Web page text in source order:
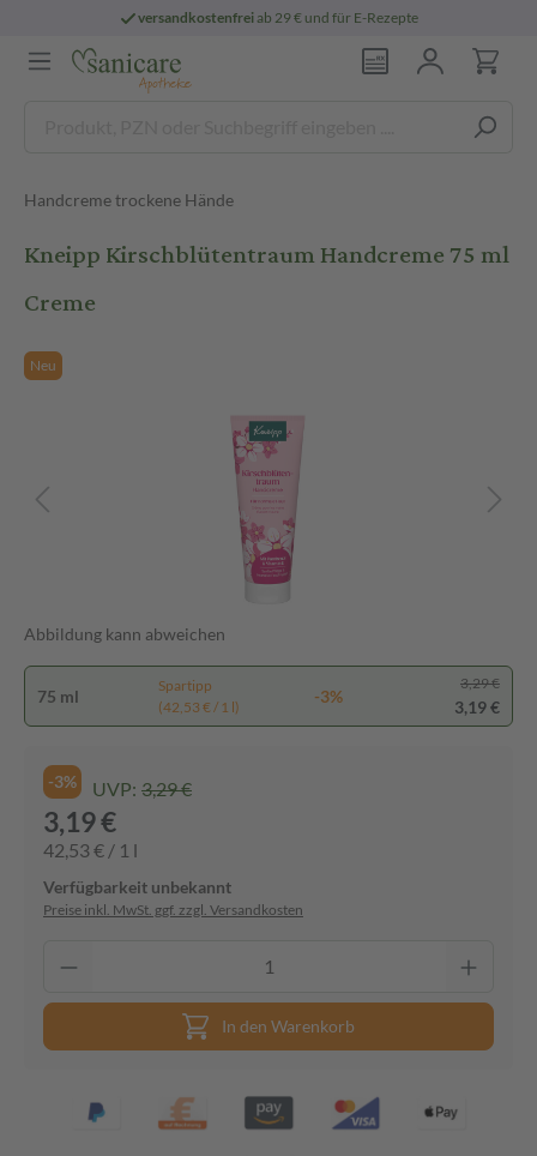
versandkostenfreiab 29 € und für E-Rezepte
Handcreme trockene Hände
Kneipp Kirschblütentraum Handcreme 75 ml
Creme
Neu
Abbildung kann abweichen
75 ml
Spartipp
(42,53 € / 1 l)
-3%
3,29 €
3,19 €
-3% UVP: 3,29 €
3,19 €
42,53 € / 1 l
Verfügbarkeit unbekannt
Preise inkl. MwSt. ggf. zzgl. Versandkosten
In den Warenkorb